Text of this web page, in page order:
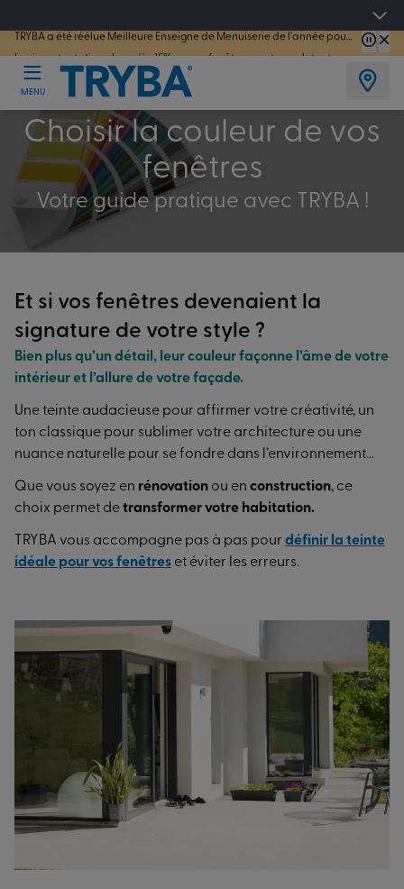
Les jours tentation : Jusqu'à -15% sur vos fenêtres, portes, volets et pergolas
MENU
Choisir la couleur de vos
fenêtres
Votre guide pratique avec TRYBA !
Et si vos fenêtres devenaient la
signature de votre style ?
Bien plus qu’un détail, leur couleur façonne l’âme de votre
intérieur et l’allure de votre façade.
Une teinte audacieuse pour affirmer votre créativité, un
ton classique pour sublimer votre architecture ou une
nuance naturelle pour se fondre dans l’environnement...
Que vous soyez en rénovation ou en construction, ce
choix permet detransformer votre habitation.
TRYBA vous accompagne pas à pas pour définir la teinte
idéale pour vos fenêtres et éviter les erreurs.